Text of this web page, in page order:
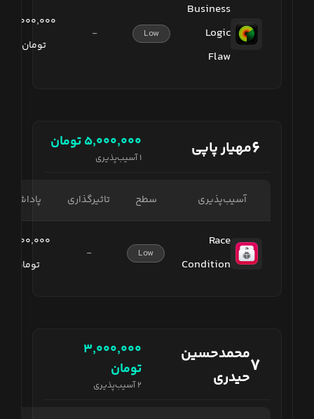
Business
Logic
Flaw
Low
-
۶٬۰۰۰٬۰۰۰
تومان
۶مهیار پاپی ۵٬۰۰۰٬۰۰۰تومان
۱آسیب‌پذیری
آسیب‌پذیری سطح تاثیرگذاری پاداش
Race
Condition
Low
-
۵٬۰۰۰٬۰۰۰
تومان
۷محمدحسین
حیدری
۳٬۰۰۰٬۰۰۰
تومان
۲آسیب‌پذیری